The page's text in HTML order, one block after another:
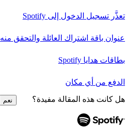
تعذَّر تسجيل الدخول إلى Spotify
عنوان باقة اشتراك العائلة والتحقق منه
بطاقات هدايا Spotify
الدفع من أي مكان
هل كانت هذه المقالة مفيدة؟ نعم